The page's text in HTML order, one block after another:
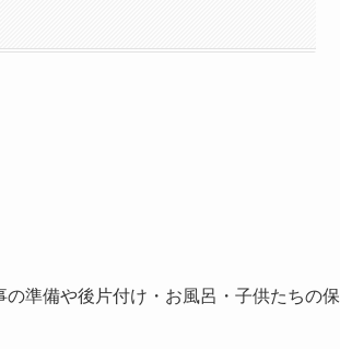
準備や後片付け・お風呂・子供たちの保